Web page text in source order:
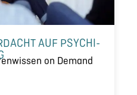
AUF PSYCHI­
on Demand